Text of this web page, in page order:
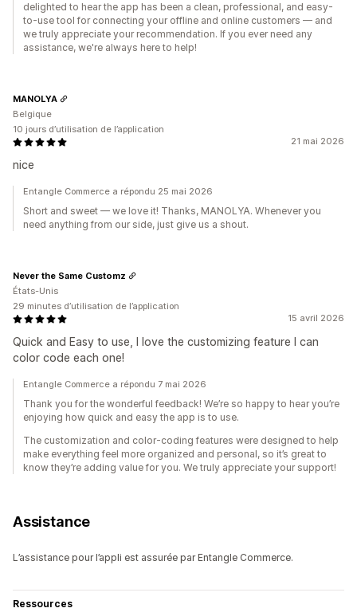
delighted to hear the app has been a clean, professional, and easy-
to-use tool for connecting your offline and online customers — and
we truly appreciate your recommendation. If you ever need any
assistance, we're always here to help!
21 mai 2026
nice
MANOLYA
Belgique
10 jours d’utilisation de l’application
Entangle Commerce a répondu 25 mai 2026
Short and sweet — we love it! Thanks, MANOLYA. Whenever you
need anything from our side, just give us a shout.
15 avril 2026
Quick and Easy to use, I love the customizing feature I can
color code each one!
Never the Same Customz
États-Unis
29 minutes d’utilisation de l’application
Entangle Commerce a répondu 7 mai 2026
Thank you for the wonderful feedback! We’re so happy to hear you’re
enjoying how quick and easy the app is to use.
The customization and color-coding features were designed to help
make everything feel more organized and personal, so it’s great to
know they’re adding value for you. We truly appreciate your support!
Assistance
L’assistance pour l’appli est assurée par Entangle Commerce.
Ressources